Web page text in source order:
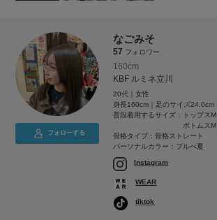
フォローする
なごみそ
57 フォロワー
160cm
KBF ルミネ立川
20代｜女性
身長160cm｜足のサイズ24.0cm
普段着用するサイズ：
トップスM
ボトムスM
骨格タイプ：骨格ストレート
パーソナルカラー：ブルべ夏
Instagram
WEAR
tiktok